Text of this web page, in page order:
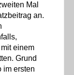
Mal
an.
einem
Grund
im ersten